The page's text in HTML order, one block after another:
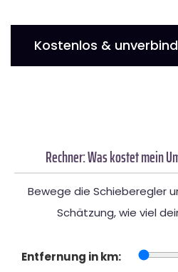
Kostenlos &
Rechner: Was kostet mein
Bewege die Schieberegler
Schätzung, wie viel
Entfernung in km: